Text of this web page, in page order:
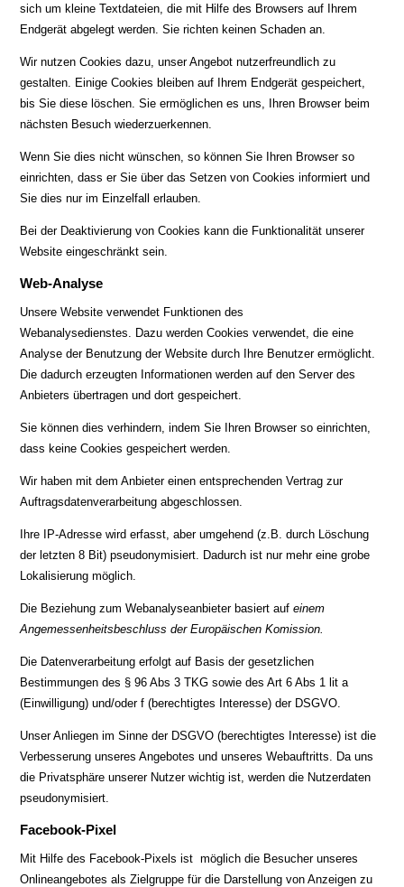
sich um kleine Textdateien, die mit Hilfe des Browsers auf Ihrem
Endgerät abgelegt werden. Sie richten keinen Schaden an.
Wir nutzen Cookies dazu, unser Angebot nutzerfreundlich zu
gestalten. Einige Cookies bleiben auf Ihrem Endgerät gespeichert,
bis Sie diese löschen. Sie ermöglichen es uns, Ihren Browser beim
nächsten Besuch wiederzuerkennen.
Wenn Sie dies nicht wünschen, so können Sie Ihren Browser so
einrichten, dass er Sie über das Setzen von Cookies informiert und
Sie dies nur im Einzelfall erlauben.
Bei der Deaktivierung von Cookies kann die Funktionalität unserer
Website eingeschränkt sein.
Web-Analyse
Unsere Website verwendet Funktionen des
Webanalysedienstes. Dazu werden Cookies verwendet, die eine
Analyse der Benutzung der Website durch Ihre Benutzer ermöglicht.
Die dadurch erzeugten Informationen werden auf den Server des
Anbieters übertragen und dort gespeichert.
Sie können dies verhindern, indem Sie Ihren Browser so einrichten,
dass keine Cookies gespeichert werden.
Wir haben mit dem Anbieter einen entsprechenden Vertrag zur
Auftragsdatenverarbeitung abgeschlossen.
Ihre IP-Adresse wird erfasst, aber umgehend (z.B. durch Löschung
der letzten 8 Bit) pseudonymisiert. Dadurch ist nur mehr eine grobe
Lokalisierung möglich.
Die Beziehung zum Webanalyseanbieter basiert aufeinem
Angemessenheitsbeschluss der Europäischen Komission.
Die Datenverarbeitung erfolgt auf Basis der gesetzlichen
Bestimmungen des § 96 Abs 3 TKG sowie des Art 6 Abs 1 lit a
(Einwilligung) und/oder f (berechtigtes Interesse) der DSGVO.
Unser Anliegen im Sinne der DSGVO (berechtigtes Interesse) ist die
Verbesserung unseres Angebotes und unseres Webauftritts. Da uns
die Privatsphäre unserer Nutzer wichtig ist, werden die Nutzerdaten
pseudonymisiert.
Facebook-Pixel
Mit Hilfe des Facebook-Pixels ist möglich die Besucher unseres
Onlineangebotes als Zielgruppe für die Darstellung von Anzeigen zu